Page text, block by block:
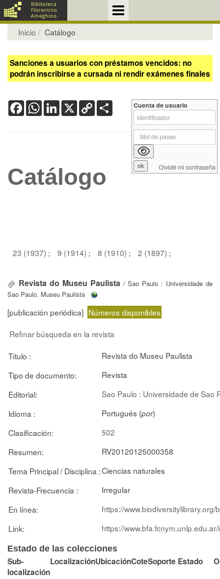
Inicio Catálogo
Sanciones a usuarios con préstamos vencidos: no
podrán inscribirse a cursada ni rendir exámenes finales
FacebookWhatsApp
LinkedIn
X Copy
Link
Catálogo
23 (1937) ; 9 (1914) ; 8 (1910) ; 2 (1897) ;
Revista do Museu Paulista/ Sao Paulo : Universidade de
Sao Paulo. Museu Paulista
[publicación periódica] Números disponibles
Refinar búsqueda en la revista
Título :
Revista do Museu Paulista
Tipo de documento:
Revista
Editorial:
Sao Paulo : Universidade de Sao
Idioma :
Portugués (por)
Clasificación:
502
Resumen:
RV20120125000358
Tema Principal / Disciplina :Ciencias naturales
Revista-Frecuencia :
Irregular
En línea:
https://
Link:
https://
Estado de las colecciones
Sub-
localización
LocalizaciónUbicaciónCoteSoporte Estado
Cuenta de usuario
Olvidé mi contraseña